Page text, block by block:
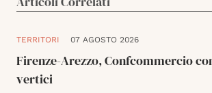
TERRITORI 07 AGOSTO 2026
Firenze-Arezzo, Confcommercio
vertici